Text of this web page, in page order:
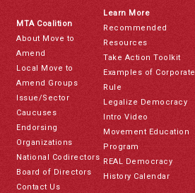
MTA Coalition
About Move to
Amend
Local Move to
Amend Groups
Issue/Sector
Caucuses
Endorsing
Organizations
National Codirectors
Board of Directors
Contact Us
Learn More
Recommended
Resources
Take Action Toolkit
Examples of Corporate
Rule
Legalize Democracy
Intro Video
Movement Education
Program
REAL Democracy
History Calendar